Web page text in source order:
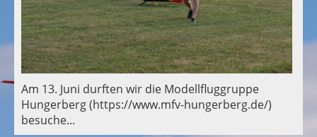
Am 13. Juni durften wir die Modellfluggruppe
Hungerberg (https://www.mfv-hungerberg.de/)
besuche...